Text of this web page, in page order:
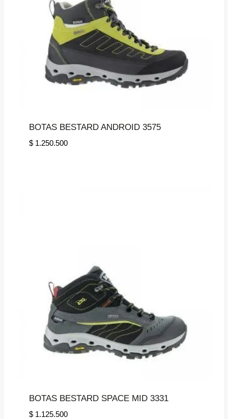
BOTAS BESTARD ANDROID 3575
$1.250.500
BOTAS BESTARD SPACE MID 3331
$1.125.500